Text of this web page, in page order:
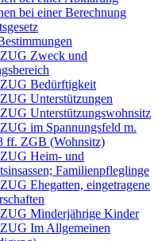
bei einer Berechnung
Zweck und
Bedürftigkeit
Unterstützungen
Unterstützungswohnsitz
im Spannungsfeld m.
ff. ZGB (Wohnsitz)
Heim- und
Familienpfleglinge
Ehegatten, eingetragene
Minderjährige Kinder
Im Allgemeinen